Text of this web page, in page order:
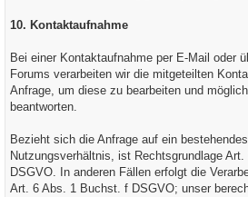
10. Kontaktaufnahme
Bei einer Kontaktaufnahme per E-Mail oder
Forums verarbeiten wir die mitgeteilten
Anfrage, um diese zu bearbeiten und
beantworten.
Bezieht sich die Anfrage auf ein
Nutzungsverhältnis, ist Rechtsgrundlage
DSGVO. In anderen Fällen erfolgt die
Art. 6 Abs. 1 Buchst. f DSGVO; unser